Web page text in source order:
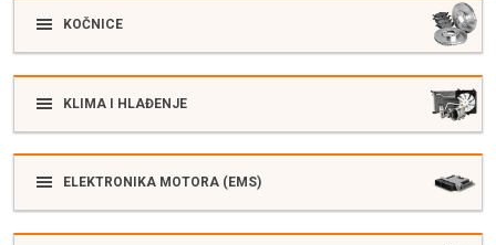
KOČNICE
KLIMA I HLAĐENJE
ELEKTRONIKA MOTORA (EMS)